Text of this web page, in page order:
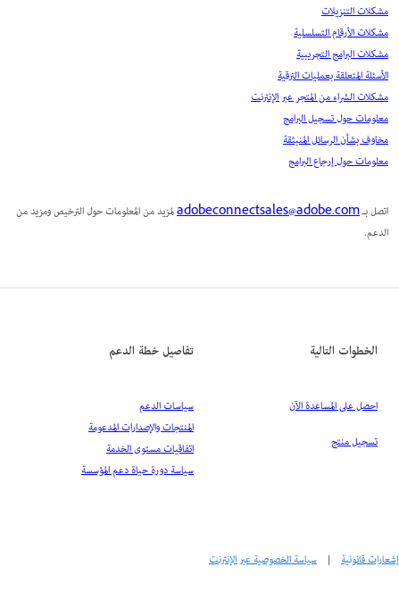
مشكلات التنزيلات
مشكلات الأرقام التسلسلية
مشكلات البرامج التجريبية
الأسئلة المتعلقة بعمليات الترقية
مشكلات الشراء من المتجر عبر الإنترنت
معلومات حول تسجيل البرامج
مخاوف بشأن الرسائل المنبثقة
معلومات حول إرجاع البرامج
اتصل بـadobeconnectsales@adobe.comلمزيد من المعلومات حول الترخيص ومزيد من
الدعم.
الخطوات التالية
احصل على المساعدة الآن
تسجيل منتج
تفاصيل خطة الدعم
سياسات الدعم
المنتجات والإصدارات المدعومة
اتفاقيات مستوى الخدمة
سياسة دورة حياة دعم المؤسسة
إشعارات قانونية | سياسة الخصوصية عبر الإنترنت